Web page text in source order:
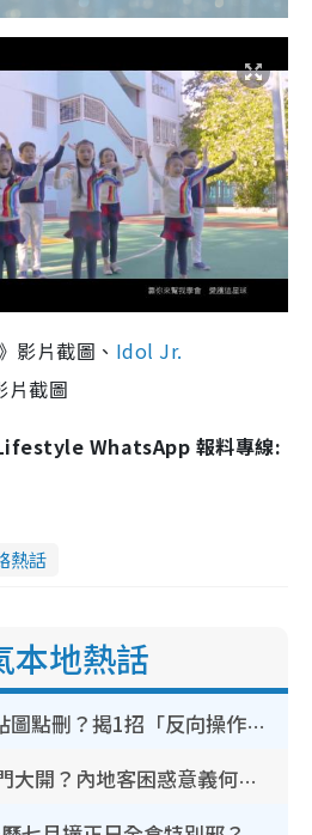
影片截圖、 Idol Jr.
片截圖
WhatsApp 報料專線:
熱話
本地熱話
WhatsApp預設貼圖點刪？揭1招「反向操作」還原簡潔介面 附3步實測教學
香港山邊鐵閘邊門大開？內地客困惑意義何在！網民神回覆：呢種叫法理性防禦